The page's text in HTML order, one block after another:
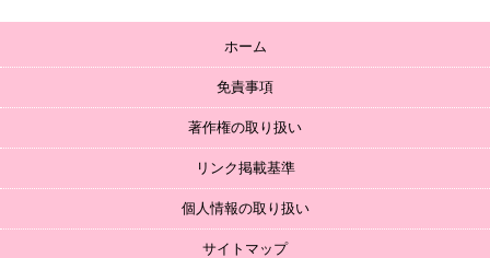
ホーム
免責事項
著作権の取り扱い
リンク掲載基準
個人情報の取り扱い
サイトマップ